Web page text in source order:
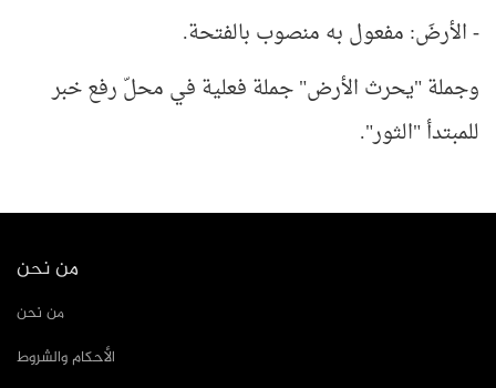
- الأرضَ: مفعول به منصوب بالفتحة.
وجملة "يحرث الأرض" جملة فعلية في محلّ رفع خبر
للمبتدأ "الثور".
من نحن
من نحن
الأحكام والشروط